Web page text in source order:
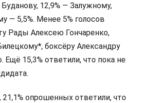
12,9% — Залужному,
— 5,5%. Менее 5% голосов
Рады Алексею Гончаренко,
боксёру Александру
15,3% ответили, что пока не
21,1% опрошенных ответили, что